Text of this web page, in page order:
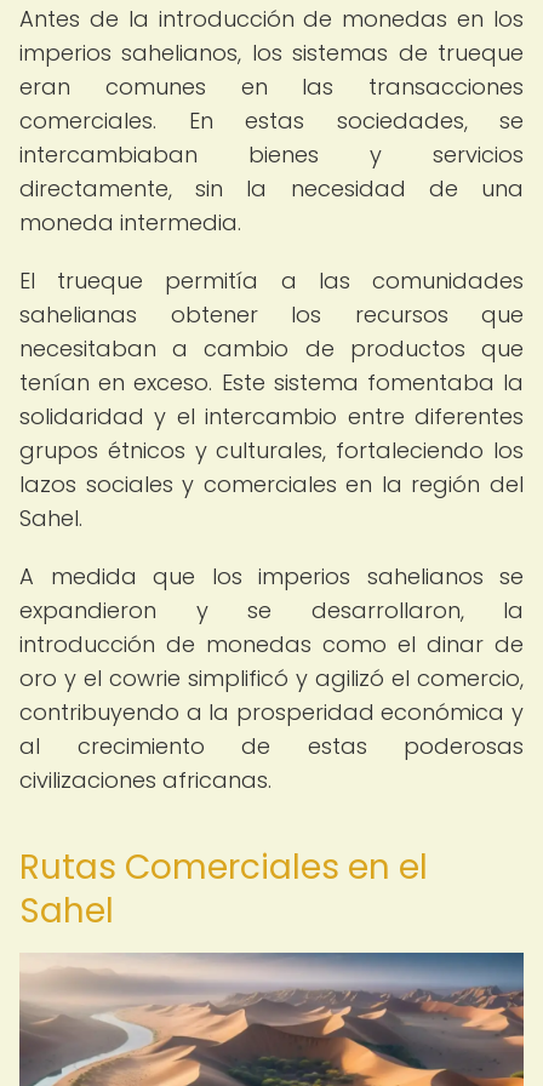
Antes de la introducción de monedas en los
imperios sahelianos, los sistemas de trueque
eran comunes en las transacciones
comerciales. En estas sociedades, se
intercambiaban bienes y servicios
directamente, sin la necesidad de una
moneda intermedia.
El trueque permitía a las comunidades
sahelianas obtener los recursos que
necesitaban a cambio de productos que
tenían en exceso. Este sistema fomentaba la
solidaridad y el intercambio entre diferentes
grupos étnicos y culturales, fortaleciendo los
lazos sociales y comerciales en la región del
Sahel.
A medida que los imperios sahelianos se
expandieron y se desarrollaron, la
introducción de monedas como el dinar de
oro y el cowrie simplificó y agilizó el comercio,
contribuyendo a la prosperidad económica y
al crecimiento de estas poderosas
civilizaciones africanas.
Rutas Comerciales en el
Sahel